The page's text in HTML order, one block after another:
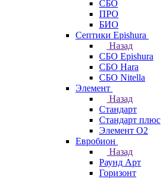
СБО
ПРО
БИО
Септики Epishura
Назад
СБО Epishura
СБО Hara
СБО Nitella
Элемент
Назад
Стандарт
Стандарт плюс
Элемент О2
Евробион
Назад
Раунд Арт
Горизонт